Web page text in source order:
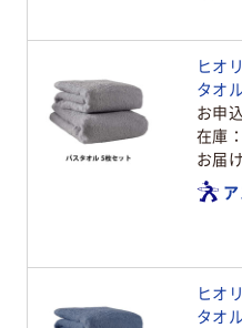
ヒオ
タオ
お申
在庫
お届
ヒオ
タオ